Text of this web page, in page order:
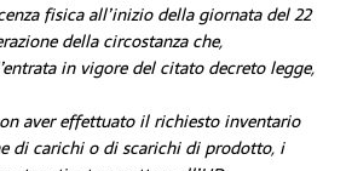
fisica all’inizio della giornata del 22
della circostanza che,
in vigore del citato decreto legge,
aver effettuato il richiesto inventario
di carichi o di scarichi di prodotto, i